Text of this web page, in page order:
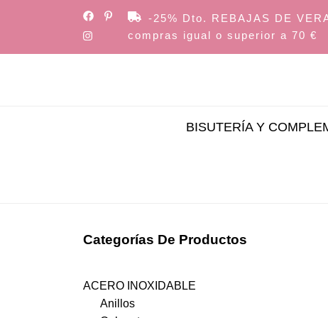
-25% Dto. REBAJAS DE
compras igual o superior a 70 €
BISUTERÍA Y
Categorías De Productos
ACERO INOXIDABLE
Anillos